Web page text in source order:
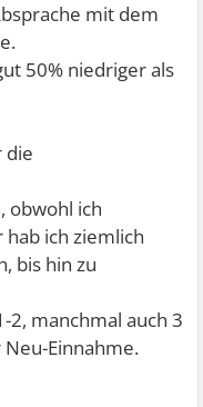
mit dem
50% niedriger als
die
obwohl ich
ich ziemlich
bis hin zu
2, manchmal auch 3
Einnahme.